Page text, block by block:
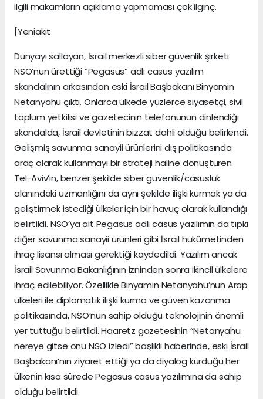
ilgili makamların açıklama yapmaması çok ilginç.
[Yeniakit
Dünyayı sallayan, İsrail merkezli siber güvenlik şirketi
NSO’nun ürettiği “Pegasus” adlı casus yazılım
skandalının arkasından eski İsrail Başbakanı Binyamin
Netanyahu çıktı. Onlarca ülkede yüzlerce siyasetçi, sivil
toplum yetkilisi ve gazetecinin telefonunun dinlendiği
skandalda, İsrail devletinin bizzat dahli olduğu belirlendi.
Gelişmiş savunma sanayii ürünlerini dış politikasında
araç olarak kullanmayı bir strateji haline dönüştüren
Tel-Aviv’in, benzer şekilde siber güvenlik/casusluk
alanındaki uzmanlığını da aynı şekilde ilişki kurmak ya da
geliştirmek istediği ülkeler için bir havuç olarak kullandığı
belirtildi. NSO’ya ait Pegasus adlı casus yazılımın da tıpkı
diğer savunma sanayii ürünleri gibi İsrail hükûmetinden
ihraç lisansı alması gerektiği kaydedildi. Yazılım ancak
İsrail Savunma Bakanlığının izninden sonra ikincil ülkelere
ihraç edilebiliyor. Özellikle Binyamin Netanyahu’nun Arap
ülkeleri ile diplomatik ilişki kurma ve güven kazanma
politikasında, NSO’nun sahip olduğu teknolojinin önemli
yer tuttuğu belirtildi. Haaretz gazetesinin “Netanyahu
nereye gitse onu NSO izledi” başlıklı haberinde, eski İsrail
Başbakanı’nın ziyaret ettiği ya da diyalog kurduğu her
ülkenin kısa sürede Pegasus casus yazılımına da sahip
olduğu belirtildi.